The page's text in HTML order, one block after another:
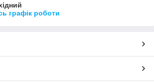
графік роботи